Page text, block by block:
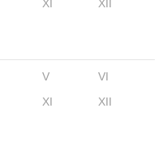
XI XII
V
VI
XI XII